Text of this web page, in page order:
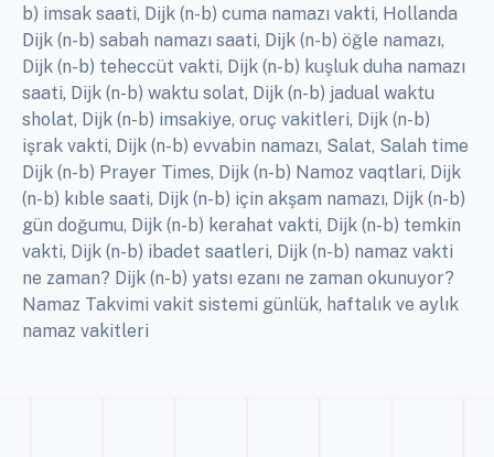
b) imsak saati, Dijk (n-b) cuma namazı vakti, Hollanda
Dijk (n-b) sabah namazı saati, Dijk (n-b) öğle namazı,
Dijk (n-b) teheccüt vakti, Dijk (n-b) kuşluk duha namazı
saati, Dijk (n-b) waktu solat, Dijk (n-b) jadual waktu
sholat, Dijk (n-b) imsakiye, oruç vakitleri, Dijk (n-b)
işrak vakti, Dijk (n-b) evvabin namazı, Salat, Salah time
Dijk (n-b) Prayer Times, Dijk (n-b) Namoz vaqtlari, Dijk
(n-b) kıble saati, Dijk (n-b) için akşam namazı, Dijk (n-b)
gün doğumu, Dijk (n-b) kerahat vakti, Dijk (n-b) temkin
vakti, Dijk (n-b) ibadet saatleri, Dijk (n-b) namaz vakti
ne zaman? Dijk (n-b) yatsı ezanı ne zaman okunuyor?
Namaz Takvimi vakit sistemi günlük, haftalık ve aylık
namaz vakitleri